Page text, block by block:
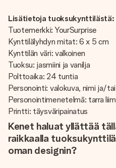
Lisätietoja tuoksukynttilästä:
Tuotemerkki: YourSurprise
Kynttilälyhdyn mitat: 6 x 5 cm
Kynttilän väri: valkoinen
Tuoksu: jasmiini ja vanilja
Polttoaika: 24 tuntia
Personointi: valokuva, nimi ja/
Personointimenetelmä: tarra
Printti: täysväripainatus
Kenet haluat yllättää
raikkaalla
oman designin?